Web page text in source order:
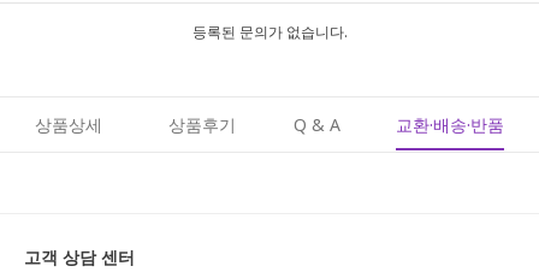
등록된 문의가 없습니다.
상품상세 상품후기 Q & A 교환·배송·반품
고객 상담 센터